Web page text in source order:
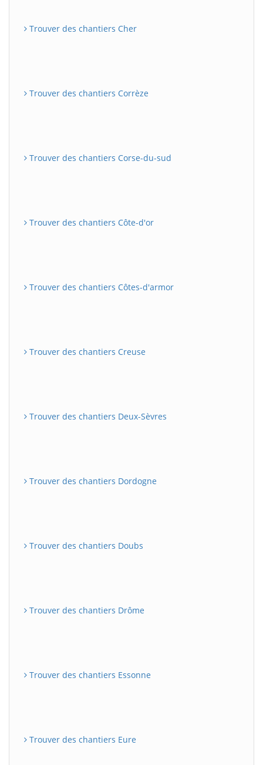
Trouver des chantiers Cher
Trouver des chantiers Corrèze
Trouver des chantiers Corse-du-sud
Trouver des chantiers Côte-d'or
Trouver des chantiers Côtes-d'armor
Trouver des chantiers Creuse
Trouver des chantiers Deux-Sèvres
Trouver des chantiers Dordogne
Trouver des chantiers Doubs
Trouver des chantiers Drôme
Trouver des chantiers Essonne
Trouver des chantiers Eure